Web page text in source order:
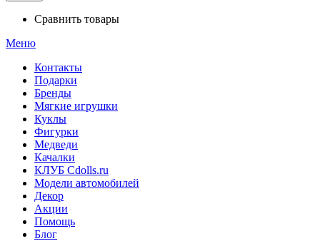
Сравнить товары
Меню
Контакты
Подарки
Бренды
Мягкие игрушки
Куклы
Фигурки
Медведи
Качалки
КЛУБ Cdolls.ru
Модели автомобилей
Декор
Акции
Помощь
Блог